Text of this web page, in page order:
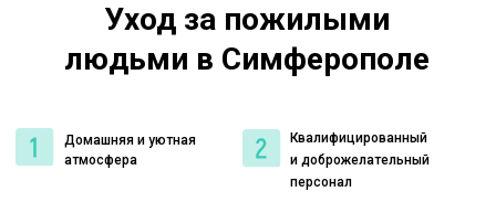
Уход за пожилыми
людьми в Симферополе
Домашняя и уютная
атмосфера
Квалифицированный
и доброжелательный
персонал